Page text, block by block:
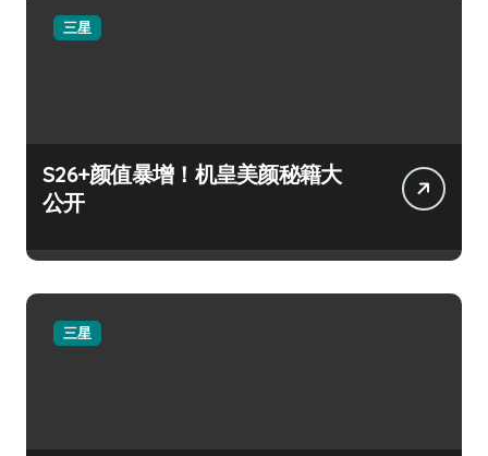
三星
S26+颜值暴增！机皇美颜秘籍大
公开
三星